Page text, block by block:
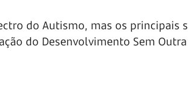
do Autismo, mas os principais
do Desenvolvimento Sem